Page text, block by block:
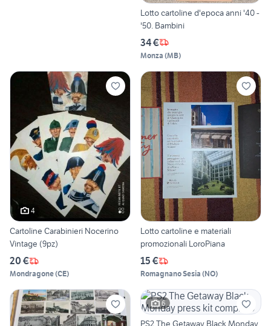
Lotto cartoline d'epoca anni '40 -
'50. Bambini
34 €
Monza (MB)
4
Cartoline Carabinieri Nocerino
Vintage (9pz)
20 €
Mondragone(CE)
Lotto cartoline e materiali
promozionali LoroPiana
15 €
Romagnano Sesia (NO)
6
PS2 The Getaway Black Monday